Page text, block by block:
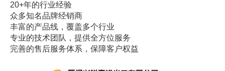
20+年的行业经验
众多知名品牌经销商
丰富的产品线，覆盖多个行业
专业的技术团队，提供全方位服务
完善的售后服务体系，保障客户权益